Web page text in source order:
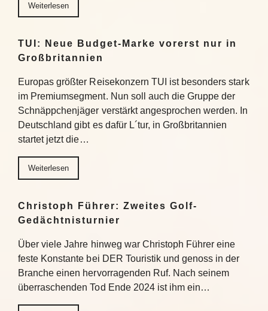
Weiterlesen
TUI: Neue Budget-Marke vorerst nur in
Großbritannien
Europas größter Reisekonzern TUI ist besonders stark
im Premiumsegment. Nun soll auch die Gruppe der
Schnäppchenjäger verstärkt angesprochen werden. In
Deutschland gibt es dafür L´tur, in Großbritannien
startet jetzt die…
Weiterlesen
Christoph Führer: Zweites Golf-
Gedächtnisturnier
Über viele Jahre hinweg war Christoph Führer eine
feste Konstante bei DER Touristik und genoss in der
Branche einen hervorragenden Ruf. Nach seinem
überraschenden Tod Ende 2024 ist ihm ein…